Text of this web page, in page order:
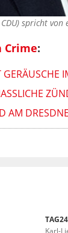
spricht
Crime:
AM
Karl-